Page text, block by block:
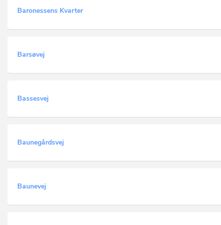
Baronessens Kvarter
Barsøvej
Bassesvej
Baunegårdsvej
Baunevej